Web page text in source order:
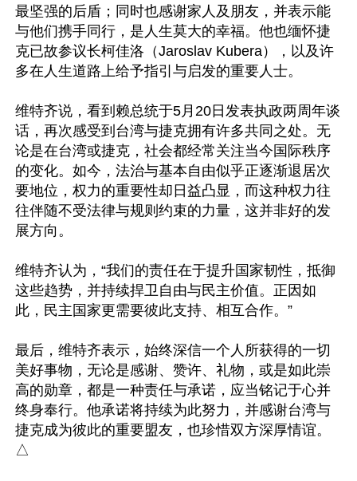
最坚强的后盾；同时也感谢家人及朋友，并表示能
与他们携手同行，是人生莫大的幸福。他也缅怀捷
克已故参议长柯佳洛（Jaroslav Kubera），以及许
多在人生道路上给予指引与启发的重要人士。
维特齐说，看到赖总统于5月20日发表执政两周年谈
话，再次感受到台湾与捷克拥有许多共同之处。无
论是在台湾或捷克，社会都经常关注当今国际秩序
的变化。如今，法治与基本自由似乎正逐渐退居次
要地位，权力的重要性却日益凸显，而这种权力往
往伴随不受法律与规则约束的力量，这并非好的发
展方向。
维特齐认为，“我们的责任在于提升国家韧性，抵御
这些趋势，并持续捍卫自由与民主价值。正因如
此，民主国家更需要彼此支持、相互合作。”
最后，维特齐表示，始终深信一个人所获得的一切
美好事物，无论是感谢、赞许、礼物，或是如此崇
高的勋章，都是一种责任与承诺，应当铭记于心并
终身奉行。他承诺将持续为此努力，并感谢台湾与
捷克成为彼此的重要盟友，也珍惜双方深厚情谊。